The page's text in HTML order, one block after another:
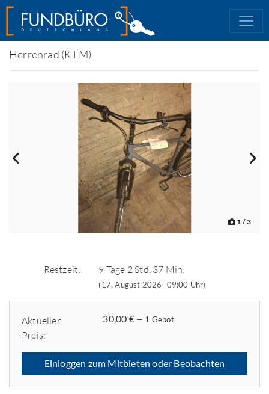
Herrenrad (KTM)
1 / 3
Restzeit: 9 Tage 2 Std. 37 Min.
(17. August 2026 09:00 Uhr)
Aktueller
Preis:
30,00 € — 1 Gebot
Einloggen zum Mitbieten oder Beobachten